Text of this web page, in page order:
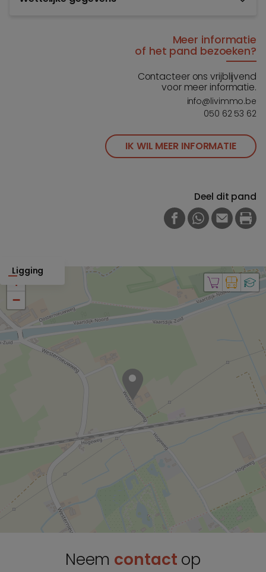
Meer informatie
of het pand bezoeken?
Contacteer ons vrijblijvend
voor meer informatie.
info@livimmo.be
050 62 53 62
IK WIL MEER INFORMATIE
Deel dit pand
FACEBOOK
WHATSAPP
E-MAIL
Ligging
+
−
Neem contact op